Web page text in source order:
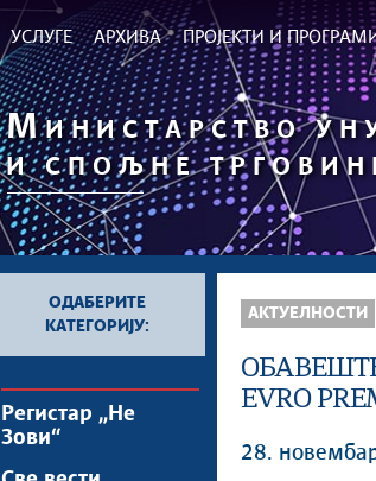
УСЛУГЕ АРХИВА ПРОЈЕКТИ И
МИНИСТАРСТВО
И СПОЉНЕ
ОДАБЕРИТЕ
КАТЕГОРИЈУ:
Регистар „Не
Зови“
АКТУЕЛНОСТИ
EVRO
28.